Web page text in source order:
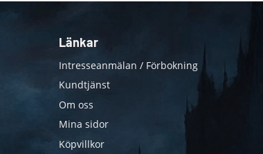
Länkar
Intresseanmälan / Förbokning
Kundtjänst
Om oss
Mina sidor
Köpvillkor